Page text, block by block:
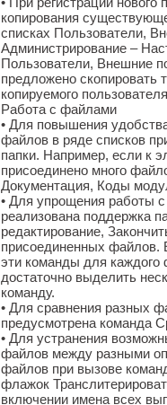
копирования
списках Пользователи,
Администрирование –
Пользователи, Внешние
предложено скопировать
копируемого
Работа с файлами
• Для повышения
файлов в ряде списков
папки. Например, если к
присоединено много
Документация, Коды
• Для упрощения работы
реализована поддержка
редактирование,
присоединенных файлов.
эти команды для каждого
достаточно выделить
команду.
• Для сравнения разных
предусмотрена команда
• Для устранения
файлов между разными
файлов при вызове
флажок
включении имена всех